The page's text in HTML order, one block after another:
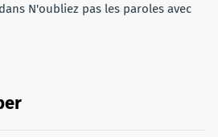
N'oubliez pas les paroles avec